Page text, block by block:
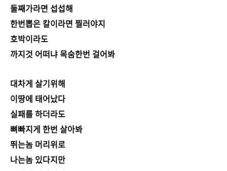
둘째가라면 섭섭해
한번뽑은 칼이라면 찔러야지
호박이라도
까지것 어떠냐 목숨한번 걸어봐
대차게 살기위해
이땅에 태어났다
실패를 하더라도
뼈빠지게 한번 살아봐
뛰는놈 머리위로
나는놈 있다지만